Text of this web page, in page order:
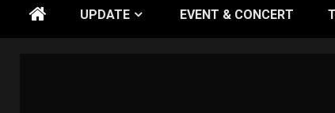
UPDATE EVENT & CONCERT